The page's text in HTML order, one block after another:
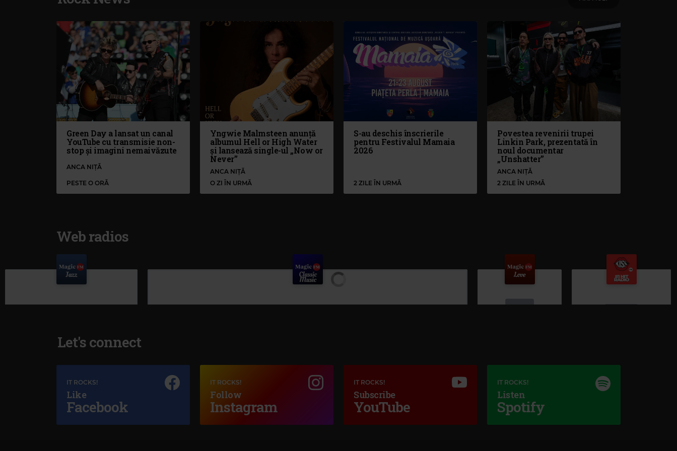
Green Day a lansat un canal
YouTube cu transmisie non-
stop și imagini nemaivăzute
ANCA NIȚĂ
PESTE O ORĂ
Yngwie Malmsteen anunță
albumul Hell or High Water
și lansează single-ul „Now or
Never”
ANCA NIȚĂ
O ZI ÎN URMĂ
S-au deschis înscrierile
pentru Festivalul Mamaia
2026
2 ZILE ÎN URMĂ
Povestea revenirii trupei
Linkin Park, prezentată în
noul documentar
„Unshatter”
ANCA NIȚĂ
2 ZILE ÎN URMĂ
Web radios
Magic Love
MAROON 5–THIS LOVE Kiss FM
Let's connect
IT ROCKS!
Like
Facebook
IT ROCKS!
Follow
Instagram
IT ROCKS!
Subscribe
YouTube
IT ROCKS!
Listen
Spotify